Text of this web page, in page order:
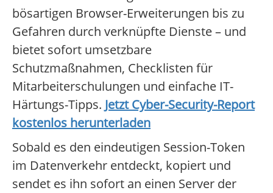
bösartigen Browser-Erweiterungen bis zu
Gefahren durch verknüpfte Dienste – und
bietet sofort umsetzbare
Schutzmaßnahmen, Checklisten für
Mitarbeiterschulungen und einfache IT-
Härtungs-Tipps. Jetzt Cyber-Security-Report
kostenlos herunterladen
Sobald es den eindeutigen Session-Token
im Datenverkehr entdeckt, kopiert und
sendet es ihn sofort an einen Server der